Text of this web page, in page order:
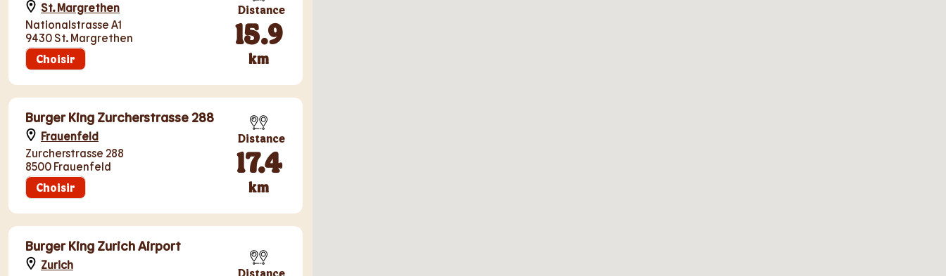
St. Margrethen
Nationalstrasse A1
9430 St. Margrethen
Choisir
Distance
15.9
km
Burger King Zurcherstrasse 288
Frauenfeld
Zurcherstrasse 288
8500 Frauenfeld
Choisir
Distance
17.4
km
Burger King Zurich Airport
Zurich
Distance